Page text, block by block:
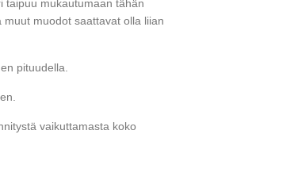
taipuu mukautumaan tähän
muodot saattavat olla liian
pituudella.
vaikuttamasta koko